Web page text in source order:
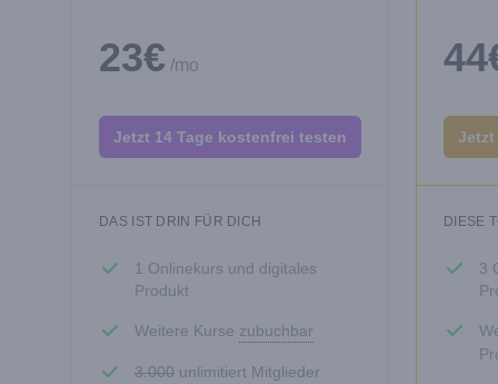
23€ /mo
Jetzt 14 Tage kostenfrei testen
DAS IST DRIN FÜR DICH
1 Onlinekurs und digitales
Produkt
Weitere Kurse zubuchbar
3.000 unlimitiert Mitglieder
Jetzt
DIESE
3